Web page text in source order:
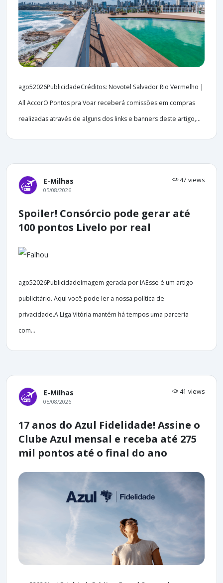
ago52026PublicidadeCréditos: Novotel Salvador Rio Vermelho |
All AccorO Pontos pra Voar receberá comissões em compras
realizadas através de alguns dos links e banners deste artigo,...
E-Milhas 47 views
05/08/2026
Spoiler! Consórcio pode gerar até
100 pontos Livelo por real
ago52026PublicidadeImagem gerada por IAEsse é um artigo
publicitário. Aqui você pode ler a nossa política de
privacidade.A Liga Vitória mantém há tempos uma parceria
com...
E-Milhas 41 views
05/08/2026
17 anos do Azul Fidelidade! Assine o
Clube Azul mensal e receba até 275
mil pontos até o final do ano